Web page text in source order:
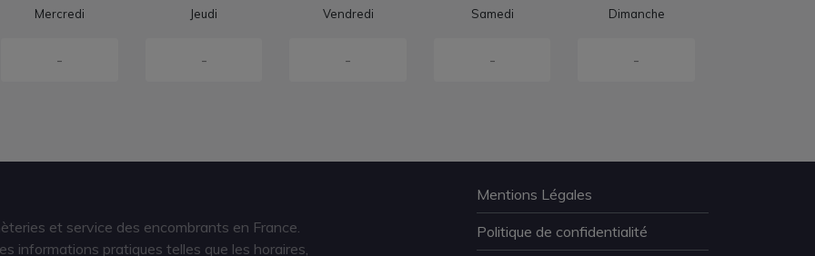
Mercredi
-
Jeudi
-
Vendredi
-
Samedi
-
Dimanche
-
et service des encombrants en France.
informations pratiques telles que les horaires,
Mentions Légales
Politique de confidentialité